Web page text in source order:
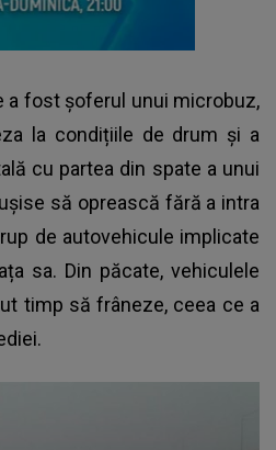
a fost șoferul unui microbuz,
la condițiile de drum și a
cu partea din spate a unui
să oprească fără a intra
de autovehicule implicate
sa. Din păcate, vehiculele
timp să frâneze, ceea ce a